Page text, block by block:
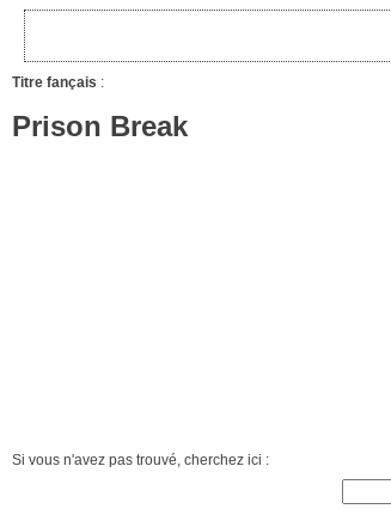
Titre fançais :
Prison Break
Si vous n'avez pas trouvé, cherchez ici :